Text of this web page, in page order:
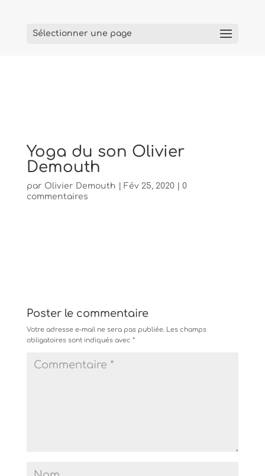
Sélectionner une page
Yoga du son Olivier
Demouth
par Olivier Demouth Fév 25, 2020| 0
commentaires
Poster le commentaire
Votre adresse e-mail ne sera pas publiée. Les champs
obligatoires sont indiqués avec *